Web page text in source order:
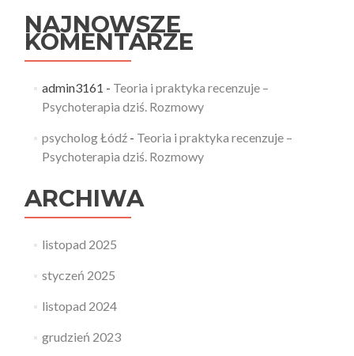
NAJNOWSZE
KOMENTARZE
admin3161 - Teoria i praktyka recenzuje –
Psychoterapia dziś. Rozmowy
psycholog Łódź- Teoria i praktyka recenzuje –
Psychoterapia dziś. Rozmowy
ARCHIWA
listopad 2025
styczeń 2025
listopad 2024
grudzień 2023